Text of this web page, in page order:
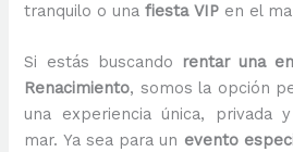
tranquilo o unafiesta VIP en el
Si estás buscando
rentar una
Renacimiento, somos la opción
una experiencia única, privada
mar. Ya sea para un evento